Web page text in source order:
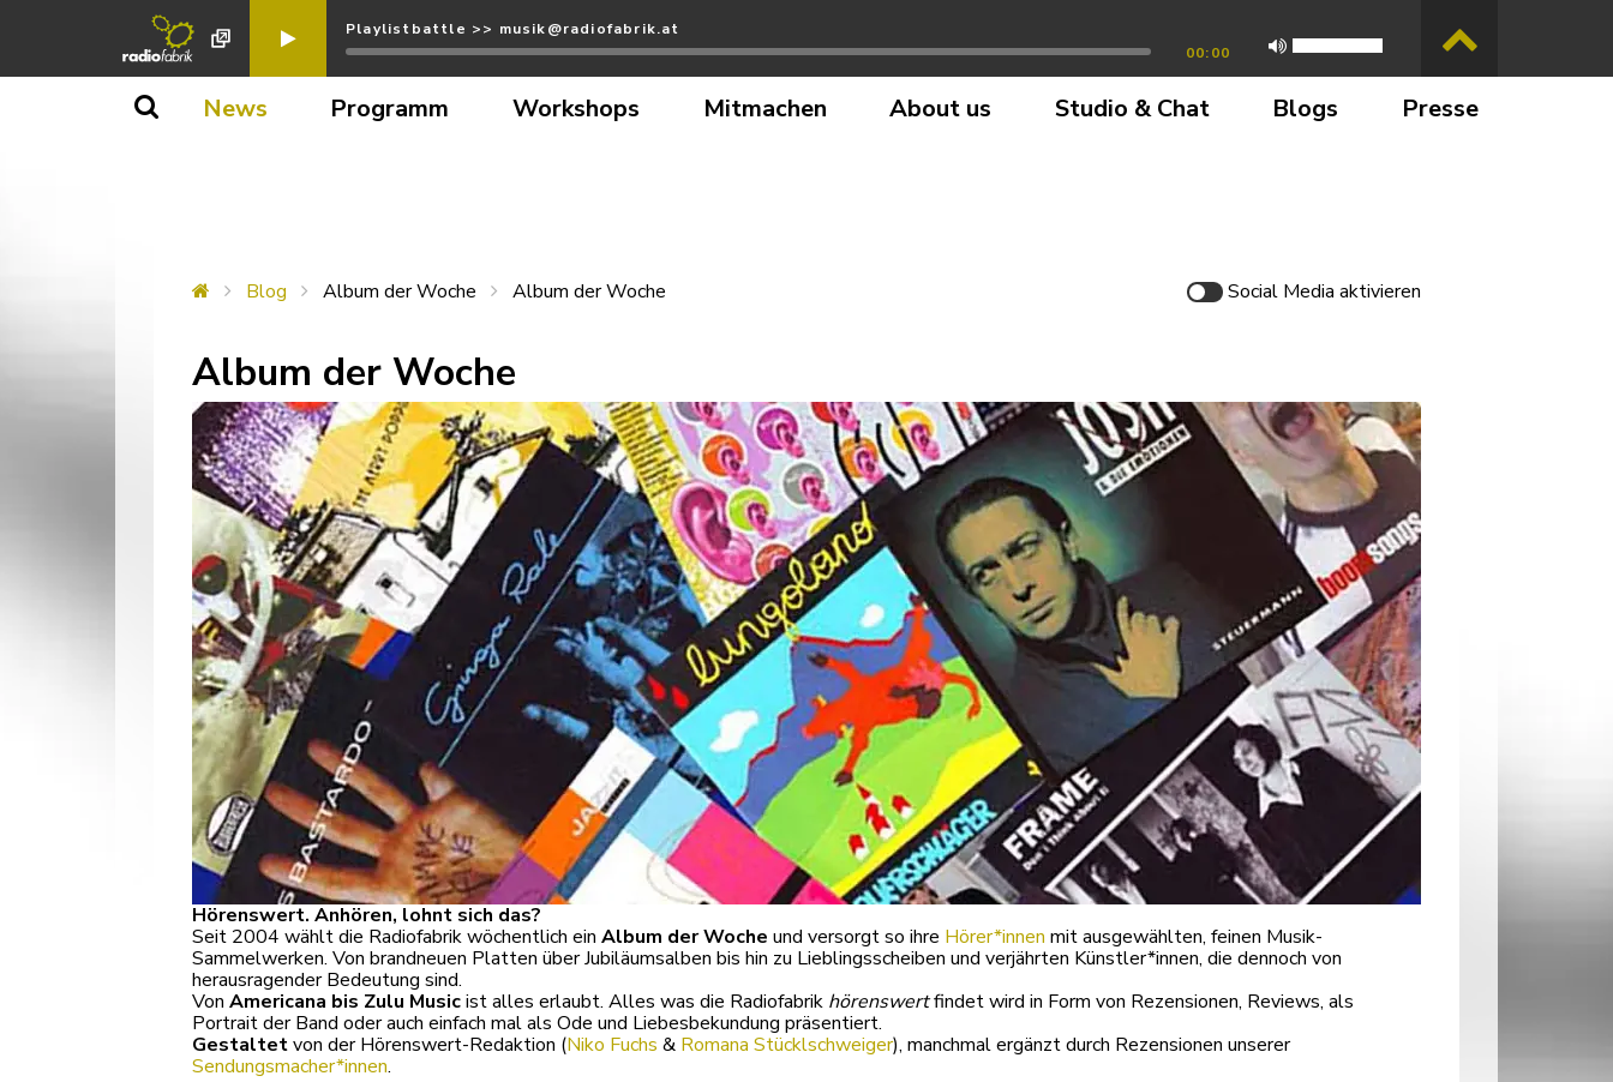
Playlistbattle >> musik@radiofabrik.at
00:00
News Programm Workshops Mitmachen About us Studio & Chat Blogs Presse
Blog Album der Woche Album der Woche Social Media aktivieren
Album der Woche
Hörenswert. Anhören, lohnt sich das?
Seit 2004 wählt die Radiofabrik wöchentlich ein Album der Woche und versorgt so ihre Hörer*innen mit ausgewählten, feinen Musik-
Sammelwerken. Von brandneuen Platten über Jubiläumsalben bis hin zu Lieblingsscheiben und verjährten Künstler*innen, die dennoch von
herausragender Bedeutung sind.
Von Americana bis Zulu Musicist alles erlaubt. Alles was die Radiofabrik hörenswertfindet wird in Form von Rezensionen, Reviews, als
Portrait der Band oder auch einfach mal als Ode und Liebesbekundung präsentiert.
Gestaltetvon der Hörenswert-Redaktion (Niko Fuchs & Romana Stücklschweiger), manchmal ergänzt durch Rezensionen unserer
Sendungsmacher*innen.